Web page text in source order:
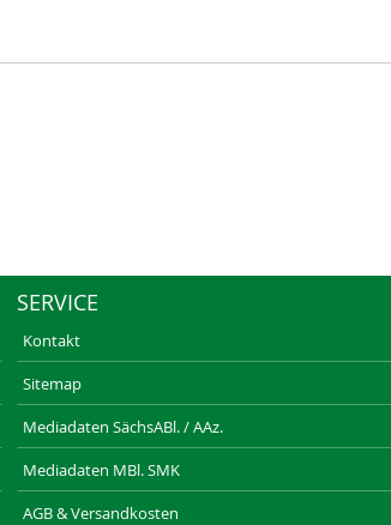
SERVICE
Kontakt
Sitemap
Mediadaten SächsABl. / AAz.
Mediadaten MBl. SMK
AGB & Versandkosten